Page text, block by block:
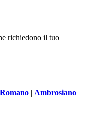
richiedono il tuo
Romano | Ambrosiano